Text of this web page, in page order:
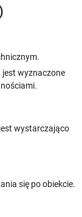
jest wyznaczone
wystarczająco
się po obiekcie.